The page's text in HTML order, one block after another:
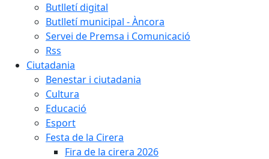
Butlletí digital
Butlletí municipal - Àncora
Servei de Premsa i Comunicació
Rss
Ciutadania
Benestar i ciutadania
Cultura
Educació
Esport
Festa de la Cirera
Fira de la cirera 2026